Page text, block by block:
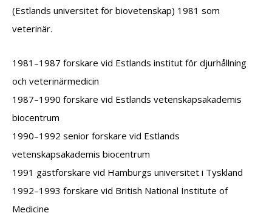
(Estlands universitet för biovetenskap) 1981 som
veterinär.
1981–1987 forskare vid Estlands institut för djurhållning
och veterinärmedicin
1987–1990 forskare vid Estlands vetenskapsakademis
biocentrum
1990–1992 senior forskare vid Estlands
vetenskapsakademis biocentrum
1991 gästforskare vid Hamburgs universitet i Tyskland
1992–1993 forskare vid British National Institute of
Medicine